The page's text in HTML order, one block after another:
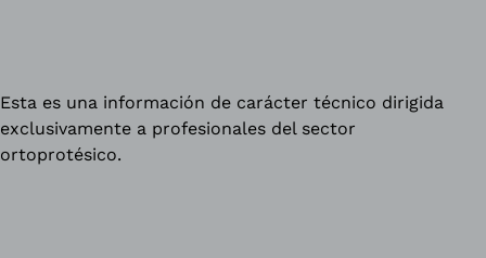
Esta es una información de carácter técnico dirigida
exclusivamente a profesionales del sector
ortoprotésico.